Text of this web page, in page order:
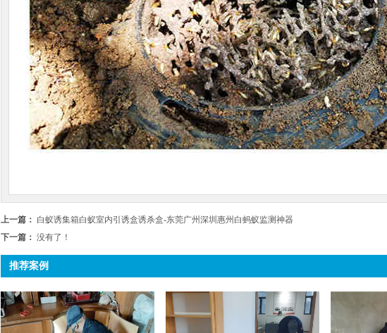
上一篇： 白蚁诱集箱白蚁室内引诱盒诱杀盒-东莞广州深圳惠州白蚂蚁监测神器
下一篇： 没有了！
推荐案例